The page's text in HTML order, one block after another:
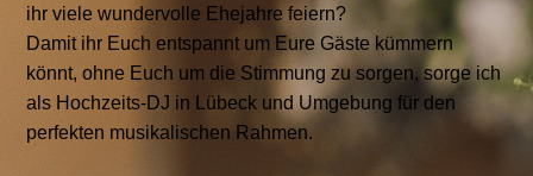
ihr viele wundervolle Ehejahre feiern?
Damit ihr Euch entspannt um Eure Gäste kümmern
könnt, ohne Euch um die Stimmung zu sorgen, sorge ich
als Hochzeits-DJ in Lübeck und Umgebung für den
perfekten musikalischen Rahmen.